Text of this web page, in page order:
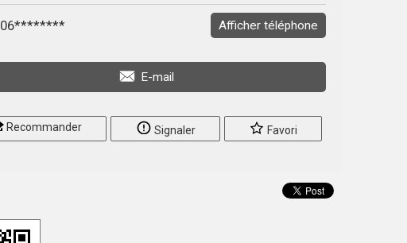
06******** Afficher téléphone
E-mail
Recommander Signaler Favori